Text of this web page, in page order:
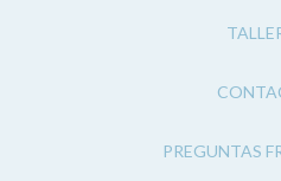
PREGUNTAS